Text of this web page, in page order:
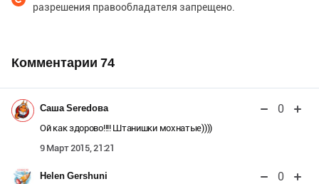
разрешения правообладателя запрещено.
Комментарии 74
Саша Seredова 0
Ой как здорово!!!! Штанишки мохнатые))))
9 Март 2015, 21:21
Helen Gershuni 0